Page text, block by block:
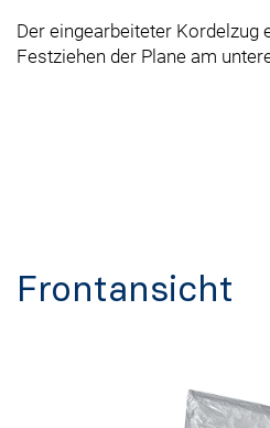
Der eingearbeiteter Kordelzug
Festziehen der Plane am
Frontansicht